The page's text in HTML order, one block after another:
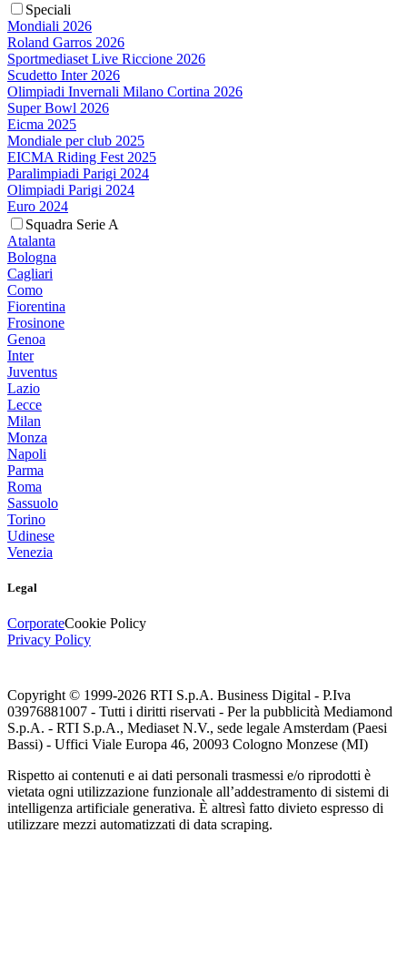
Speciali
Mondiali 2026
Roland Garros 2026
Sportmediaset Live Riccione 2026
Scudetto Inter 2026
Olimpiadi Invernali Milano Cortina 2026
Super Bowl 2026
Eicma 2025
Mondiale per club 2025
EICMA Riding Fest 2025
Paralimpiadi Parigi 2024
Olimpiadi Parigi 2024
Euro 2024
Squadra Serie A
Atalanta
Bologna
Cagliari
Como
Fiorentina
Frosinone
Genoa
Inter
Juventus
Lazio
Lecce
Milan
Monza
Napoli
Parma
Roma
Sassuolo
Torino
Udinese
Venezia
Legal
CorporateCookie Policy
Privacy Policy
Copyright © 1999-2026 RTI S.p.A. Business Digital - P.Iva
03976881007 - Tutti i diritti riservati - Per la pubblicità Mediamond
S.p.A. - RTI S.p.A., Mediaset N.V., sede legale Amsterdam (Paesi
Bassi) - Uffici Viale Europa 46, 20093 Cologno Monzese (MI)
Rispetto ai contenuti e ai dati personali trasmessi e/o riprodotti è
vietata ogni utilizzazione funzionale all’addestramento di sistemi di
intelligenza artificiale generativa. È altresì fatto divieto espresso di
utilizzare mezzi automatizzati di data scraping.